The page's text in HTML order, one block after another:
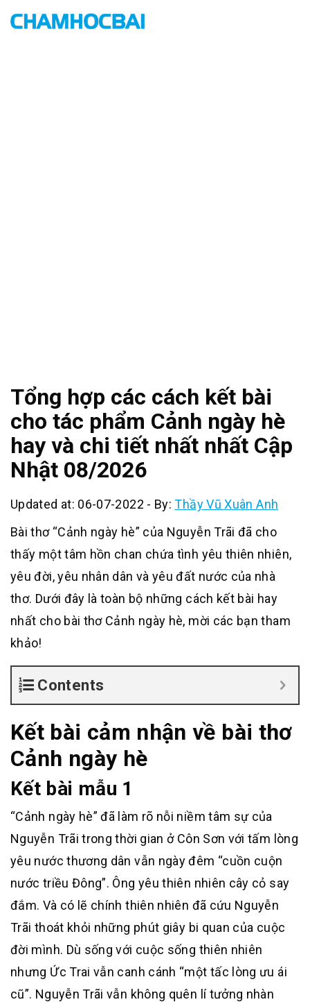
Tổng hợp các cách kết bài
cho tác phẩm Cảnh ngày hè
hay và chi tiết nhất nhất Cập
Nhật 08/2026
Updated at: 06-07-2022 - By:Thầy Vũ Xuân Anh
Bài thơ “Cảnh ngày hè” của Nguyễn Trãi đã cho
thấy một tâm hồn chan chứa tình yêu thiên nhiên,
yêu đời, yêu nhân dân và yêu đất nước của nhà
thơ. Dưới đây là toàn bộ những cách kết bài hay
nhất cho bài thơ Cảnh ngày hè, mời các bạn tham
khảo!
Contents
Kết bài cảm nhận về bài thơ
Cảnh ngày hè
Kết bài mẫu 1
“Cảnh ngày hè” đã làm rõ nỗi niềm tâm sự của
Nguyễn Trãi trong thời gian ở Côn Sơn với tấm lòng
yêu nước thương dân vẫn ngày đêm “cuồn cuộn
nước triều Đông”. Ông yêu thiên nhiên cây cỏ say
đắm. Và có lẽ chính thiên nhiên đã cứu Nguyễn
Trãi thoát khỏi những phút giây bi quan của cuộc
đời mình. Dù sống với cuộc sống thiên nhiên
nhưng Ức Trai vẫn canh cánh “một tấc lòng ưu ái
cũ”. Nguyễn Trãi vẫn không quên lí tưởng nhàn